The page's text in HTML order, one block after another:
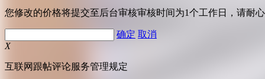
您修改的价格将提交至后台审核审核时间为1个工作日，请耐
确定 取消
X
互联网跟帖评论服务管理规定